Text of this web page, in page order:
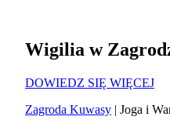
Wigilia w
DOWIEDZ SIĘ WIĘCEJ
Zagroda Kuwasy | Joga i